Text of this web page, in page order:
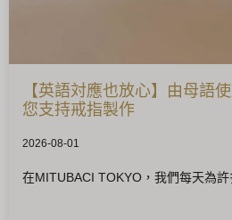
【英語対應也放心】由母語
您支持戒指製作
2026-08-01
在MITUBACI TOKYO，我們每天為